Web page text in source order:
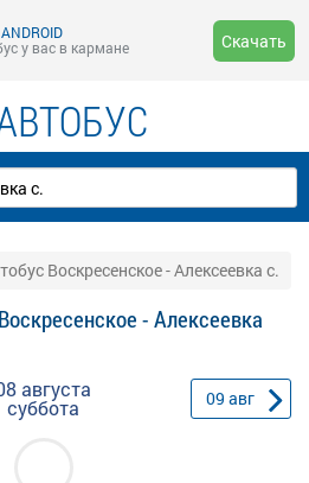
у вас в кармане
Скачать
Воскресенское - Алексеевка с.
- Алексеевка
августа
суббота 09 авг